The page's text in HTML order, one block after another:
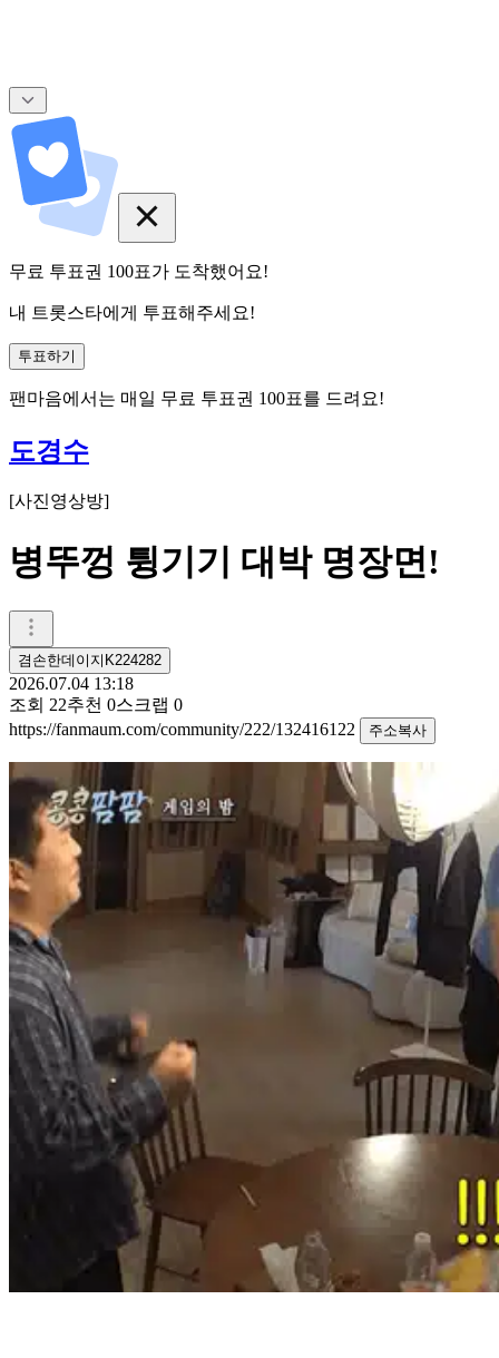
무료 투표권 100표가 도착했어요!
내 트롯스타에게 투표해주세요!
투표하기
팬마음에서는 매일 무료 투표권 100표를 드려요!
도경수
[사진영상방]
병뚜껑 튕기기 대박 명장면!
겸손한데이지K224282
2026.07.04 13:18
조회 22추천 0스크랩 0
https://fanmaum.com/community/222/132416122
주소복사